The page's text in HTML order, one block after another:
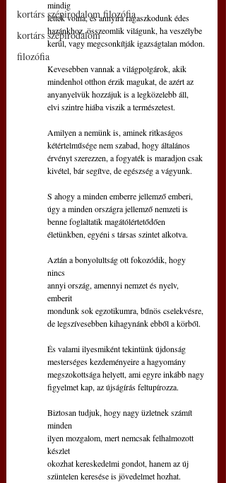
kortárs szépirodalom filozófia
kortárs szépirodalom
filozófia
mindig
lettek volna, és annyira ragaszkodunk édes
hazánkhoz, összeomlik világunk, ha veszélybe
kerül, vagy megcsonkítják igazságtalan módon.
Kevesebben vannak a világpolgárok, akik
mindenhol otthon érzik magukat, de azért az
anyanyelvük hozzájuk is a legközelebb áll,
elvi szintre hiába viszik a természetest.
Amilyen a nemünk is, aminek ritkaságos
kétértelműsége nem szabad, hogy általános
érvényt szerezzen, a fogyaték is maradjon csak
kivétel, bár segítve, de egészség a vágyunk.
S ahogy a minden emberre jellemző emberi,
úgy a minden országra jellemző nemzeti is
benne foglaltatik magátólértetődően
életünkben, egyéni s társas szintet alkotva.
Aztán a bonyolultság ott fokozódik, hogy
nincs
annyi ország, amennyi nemzet és nyelv,
emberit
mondunk sok egzotikumra, bűnös cselekvésre,
de legszívesebben kihagynánk ebből a körből.
És valami ilyesmiként tekintünk újdonság
mesterséges kezdeményeire a hagyomány
megszokottsága helyett, ami egyre inkább nagy
figyelmet kap, az újságírás feltupírozza.
Biztosan tudjuk, hogy nagy üzletnek számít
minden
ilyen mozgalom, mert nemcsak felhalmozott
készlet
okozhat kereskedelmi gondot, hanem az új
szüntelen keresése is jövedelmet hozhat.